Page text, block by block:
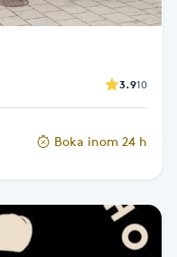
3.910
Boka inom 24 h